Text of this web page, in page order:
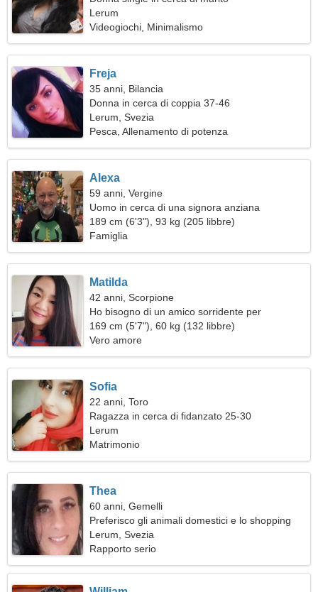
Lerum
Videogiochi, Minimalismo
Freja
35 anni, Bilancia
Donna in cerca di coppia 37-46
Lerum, Svezia
Pesca, Allenamento di potenza
Alexa
59 anni, Vergine
Uomo in cerca di una signora anziana
189 cm (6'3"), 93 kg (205 libbre)
Famiglia
Matilda
42 anni, Scorpione
Ho bisogno di un amico sorridente per
camminare
169 cm (5'7"), 60 kg (132 libbre)
Vero amore
Sofia
22 anni, Toro
Ragazza in cerca di fidanzato 25-30
Lerum
Matrimonio
Thea
60 anni, Gemelli
Preferisco gli animali domestici e lo shopping
Lerum, Svezia
Rapporto serio